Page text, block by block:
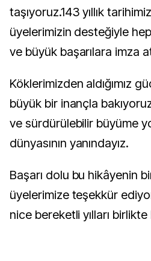
taşıyoruz.143 yıllık
üyelerimizin desteğiyle
ve büyük başarılara imza
Köklerimizden aldığımız
büyük bir inançla
ve sürdürülebilir büyüme
dünyasının yanındayız.
Başarı dolu bu hikâyenin
üyelerimize teşekkür
nice bereketli yılları